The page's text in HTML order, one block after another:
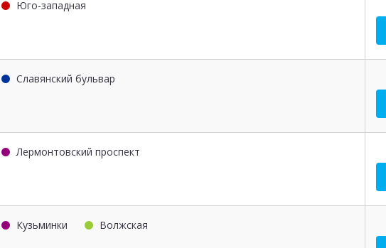
Юго-западная
Славянский бульвар
Лермонтовский проспект
Кузьминки Волжская